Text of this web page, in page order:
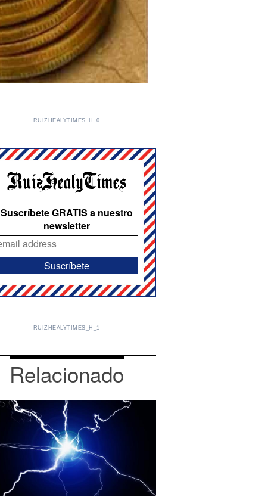
RUIZHEALYTIMES_H_0
Suscríbete GRATIS a nuestro
newsletter
RUIZHEALYTIMES_H_1
Relacionado